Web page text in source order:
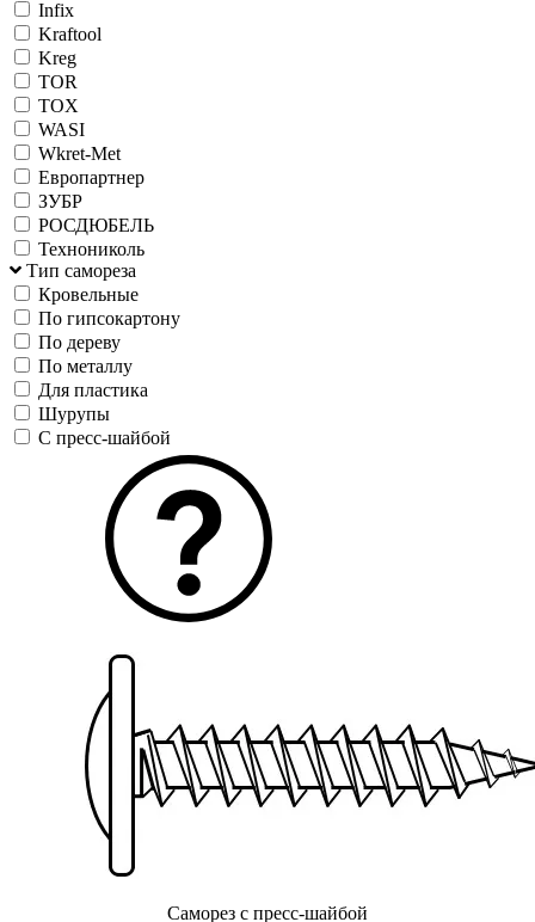
Infix
Kraftool
Kreg
TOR
TOX
WASI
Wkret-Met
Европартнер
ЗУБР
РОСДЮБЕЛЬ
Технониколь
Тип самореза
Кровельные
По гипсокартону
По дереву
По металлу
Для пластика
Шурупы
С пресс-шайбой
Саморез с пресс-шайбой